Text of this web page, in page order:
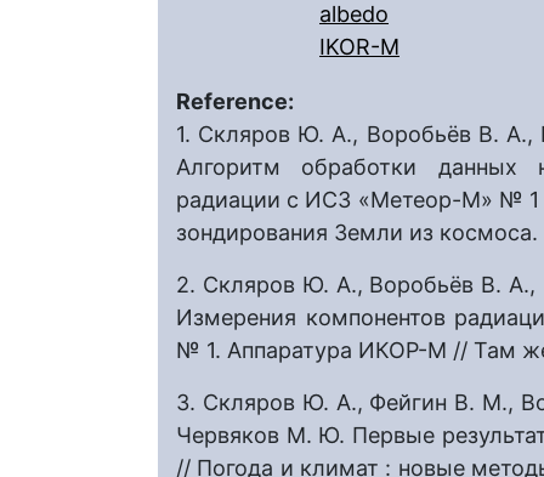
albedo
IKOR-M
Reference:
1. Скляров Ю. А., Воробьёв В.
Алгоритм обработки данных
радиации с ИСЗ «Метеор-М» № 1
зондирования Земли из
2. Скляров Ю. А., Воробьёв В.
Измерения компонентов
№ 1. Аппаратура ИКОР-М // Там
3. Скляров Ю. А., Фейгин В. М.,
Червяков М. Ю. Первые
// Погода и климат : новые